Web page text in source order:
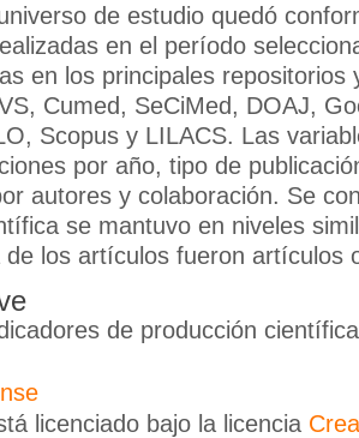
de estudio quedó
en el período
en los principales repositorios
Cumed, SeCiMed, DOAJ,
Scopus y LILACS. Las
por año, tipo de
autores y colaboración. Se
se mantuvo en niveles
los artículos fueron artículos
de producción
licenciado bajo la licencia